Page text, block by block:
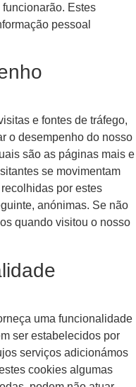
Estes
pessoal
e fontes de tráfego,
o desempenho do nosso
são as páginas mais e
se movimentam
por estes
anónimas. Se não
quando visitou o nosso
uma funcionalidade
ser estabelecidos por
serviços adicionámos
cookies algumas